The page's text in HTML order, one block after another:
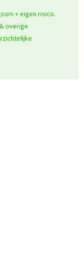
+ eigen risico.
overige